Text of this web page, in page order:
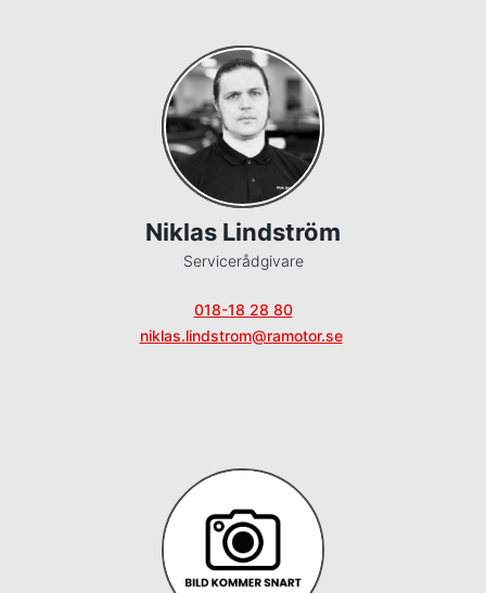
Niklas Lindström
Servicerådgivare
018-18 28 80
niklas.lindstrom@ramotor.se